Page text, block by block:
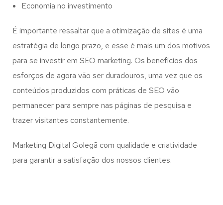
Economia no investimento
É importante ressaltar que a otimização de sites é uma
estratégia de longo prazo, e esse é mais um dos motivos
para se investir em SEO marketing. Os benefícios dos
esforços de agora vão ser duradouros, uma vez que os
conteúdos produzidos com práticas de SEO vão
permanecer para sempre nas páginas de pesquisa e
trazer visitantes constantemente.
Marketing Digital Golegã com qualidade e criatividade
para garantir a satisfação dos nossos clientes.